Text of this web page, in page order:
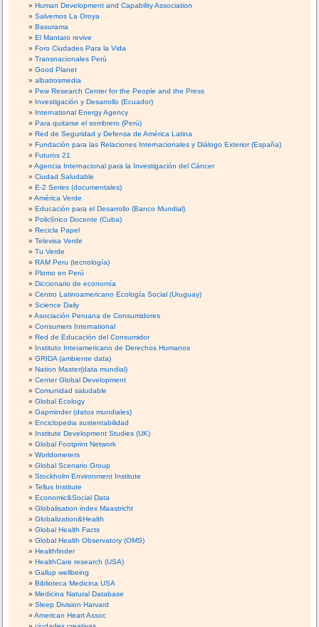
Human Development and Capability Association
Salvemos La Oroya
Basurama
El Mantaro revive
Foro Ciudades Para la Vida
Transnacionales Perú
Good Planet
albatrosmedia
Pew Research Center for the People and the Press
Investigación y Desarrollo (Ecuador)
International Energy Agency
Para quitarse el sombrero (Perú)
Red de Seguridad y Defensa de América Latina
Fundación para las Relaciones Internacionales y Diálogo Exterior (España)
Futuros 21
Agencia Internacional para la Investigación del Cáncer
Ciudad Saludable
E-2 Series (documentales)
América Verde
Educación para el Desarrollo (Banco Mundial)
Policlínico Docente (Cuba)
Recicla Papel
Televisa Verde
Tu Verde
RAM Peru (tecnología)
Plomo en Perú
Diccionario de economía
Centro Latinoamericano Ecología Social (Uruguay)
Science Daily
Asociación Peruana de Consumidores
Consumers International
Red de Educación del Consumidor
Instituto Interamericano de Derechos Humanos
GRIDA (ambiente data)
Nation Master(data mundial)
Center Global Development
Comunidad saludable
Global Ecology
Gapminder (datos mundiales)
Enciclopedia sustentabilidad
Institute Development Studies (UK)
Global Footprint Network
Worldometers
Global Scenario Group
Stockholm Environment Institute
Tellus Institute
Economic&Social Data
Globalisation index Maastricht
Globalization&Health
Global Health Facts
Global Health Observatory (OMS)
Healthfinder
HealthCare research (USA)
Gallup wellbeing
Biblioteca Medicina USA
Medicina Natural Database
Sleep Division Harvard
American Heart Assoc